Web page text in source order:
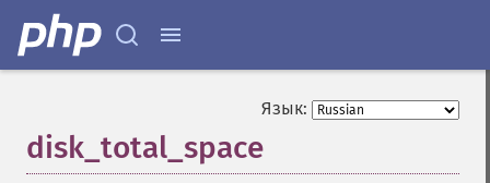
Язык:
disk_total_space